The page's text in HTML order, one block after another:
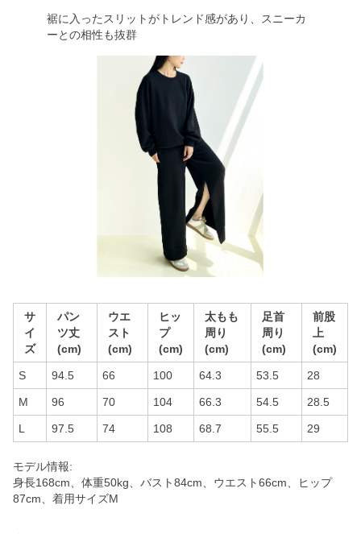
裾に入ったスリットがトレンド感があり、スニーカ
ーとの相性も抜群
サ
イ
ズ
パン
ツ丈
(cm)
ウエ
スト
(cm)
ヒッ
プ
(cm)
太もも
周り
(cm)
足首
周り
(cm)
前股
上
(cm)
S 94.5 66 100 64.3 53.5 28
M 96 70 104 66.3 54.5 28.5
L 97.5 74 108 68.7 55.5 29
モデル情報:
身長168cm、体重50kg、バスト84cm、ウエスト66cm、ヒップ
87cm、着用サイズM